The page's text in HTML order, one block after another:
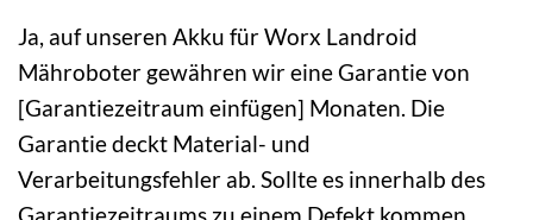
Ja, auf unseren Akku für Worx Landroid
Mähroboter gewähren wir eine Garantie von
[Garantiezeitraum einfügen] Monaten. Die
Garantie deckt Material- und
Verarbeitungsfehler ab. Sollte es innerhalb des
Garantiezeitraums zu einem Defekt kommen,